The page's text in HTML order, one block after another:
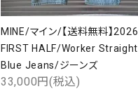
MINE/マイン/【送料無料】2026
FIRST HALF/Worker Straight
Blue Jeans/ジーンズ
33,000円(税込)